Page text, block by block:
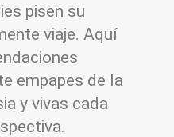
pisen su
viaje. Aquí
empapes de la
y vivas cada